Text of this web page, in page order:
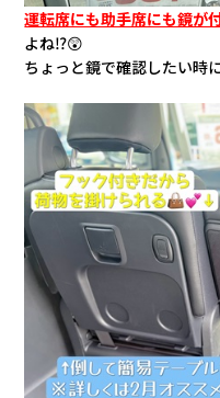
運転席にも助手席にも鏡が
よね⁉😲
ちょっと鏡で確認したい時